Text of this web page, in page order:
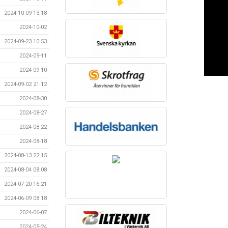
2024-10-09 13:18
2024-10-02
2024-09-23 10:53
2024-09-11
2024-09-10
2024-09-02 21:12
2024-08-30
2024-08-27
2024-08-22
2024-08-18
2024-08-13 22:15
2024-08-04 08:08
2024-07-20 16:21
2024-06-09 08:18
2024-06-07